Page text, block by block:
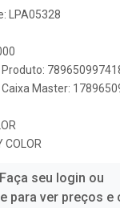
LPA05328
Master:
COLOR
Faça seu login ou
para ver preços e